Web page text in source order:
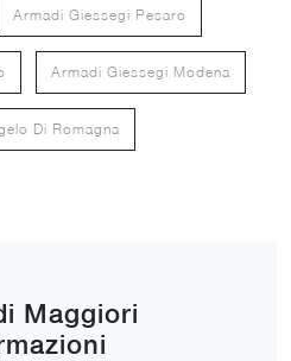
Armadi Giessegi Pesaro
Armadi Giessegi Modena
Di Romagna
Maggiori